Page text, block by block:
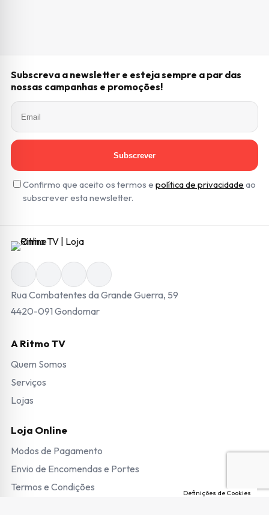
Subscreva a newsletter e esteja sempre a par das
nossas campanhas e promoções!
Subscrever
Confirmo que aceito os termos e política de privacidade ao
subscrever esta newsletter.
Rua Combatentes da Grande Guerra, 59
4420-091 Gondomar
A Ritmo TV
Quem Somos
Serviços
Lojas
Loja Online
Modos de Pagamento
Envio de Encomendas e Portes
Termos e Condições
Definições de Cookies